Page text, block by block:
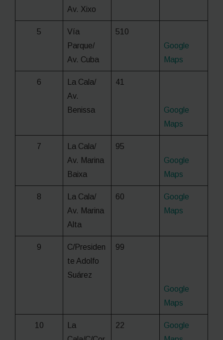
Av. Xixo
5
Vía
Parque/
Av. Cuba
510
Google
Maps
6
La Cala/
Av.
Benissa
41
Google
Maps
7
La Cala/
Av. Marina
Baixa
95
Google
Maps
8
La Cala/
Av. Marina
Alta
60
Google
Maps
9
C/Presiden
te Adolfo
Suárez
99
Google
Maps
10
La
22
Google